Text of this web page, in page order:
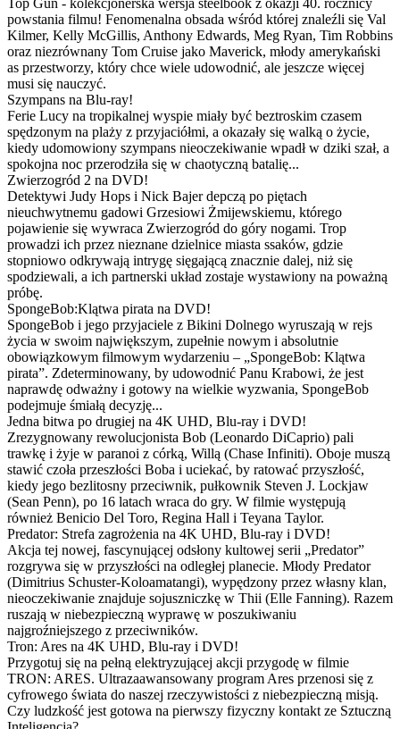
Top Gun - kolekcjonerska wersja steelbook z okazji 40. rocznicy
powstania filmu! Fenomenalna obsada wśród której znaleźli się Val
Kilmer, Kelly McGillis, Anthony Edwards, Meg Ryan, Tim Robbins
oraz niezrównany Tom Cruise jako Maverick, młody amerykański
as przestworzy, który chce wiele udowodnić, ale jeszcze więcej
musi się nauczyć.
Szympans na Blu-ray!
Ferie Lucy na tropikalnej wyspie miały być beztroskim czasem
spędzonym na plaży z przyjaciółmi, a okazały się walką o życie,
kiedy udomowiony szympans nieoczekiwanie wpadł w dziki szał, a
spokojna noc przerodziła się w chaotyczną batalię...
Zwierzogród 2 na DVD!
Detektywi Judy Hops i Nick Bajer depczą po piętach
nieuchwytnemu gadowi Grzesiowi Żmijewskiemu, którego
pojawienie się wywraca Zwierzogród do góry nogami. Trop
prowadzi ich przez nieznane dzielnice miasta ssaków, gdzie
stopniowo odkrywają intrygę sięgającą znacznie dalej, niż się
spodziewali, a ich partnerski układ zostaje wystawiony na poważną
próbę.
SpongeBob:Klątwa pirata na DVD!
SpongeBob i jego przyjaciele z Bikini Dolnego wyruszają w rejs
życia w swoim największym, zupełnie nowym i absolutnie
obowiązkowym filmowym wydarzeniu – „SpongeBob: Klątwa
pirata”. Zdeterminowany, by udowodnić Panu Krabowi, że jest
naprawdę odważny i gotowy na wielkie wyzwania, SpongeBob
podejmuje śmiałą decyzję...
Jedna bitwa po drugiej na 4K UHD, Blu-ray i DVD!
Zrezygnowany rewolucjonista Bob (Leonardo DiCaprio) pali
trawkę i żyje w paranoi z córką, Willą (Chase Infiniti). Oboje muszą
stawić czoła przeszłości Boba i uciekać, by ratować przyszłość,
kiedy jego bezlitosny przeciwnik, pułkownik Steven J. Lockjaw
(Sean Penn), po 16 latach wraca do gry. W filmie występują
również Benicio Del Toro, Regina Hall i Teyana Taylor.
Predator: Strefa zagrożenia na 4K UHD, Blu-ray i DVD!
Akcja tej nowej, fascynującej odsłony kultowej serii „Predator”
rozgrywa się w przyszłości na odległej planecie. Młody Predator
(Dimitrius Schuster-Koloamatangi), wypędzony przez własny klan,
nieoczekiwanie znajduje sojuszniczkę w Thii (Elle Fanning). Razem
ruszają w niebezpieczną wyprawę w poszukiwaniu
najgroźniejszego z przeciwników.
Tron: Ares na 4K UHD, Blu-ray i DVD!
Przygotuj się na pełną elektryzującej akcji przygodę w filmie
TRON: ARES. Ultrazaawansowany program Ares przenosi się z
cyfrowego świata do naszej rzeczywistości z niebezpieczną misją.
Czy ludzkość jest gotowa na pierwszy fizyczny kontakt ze Sztuczną